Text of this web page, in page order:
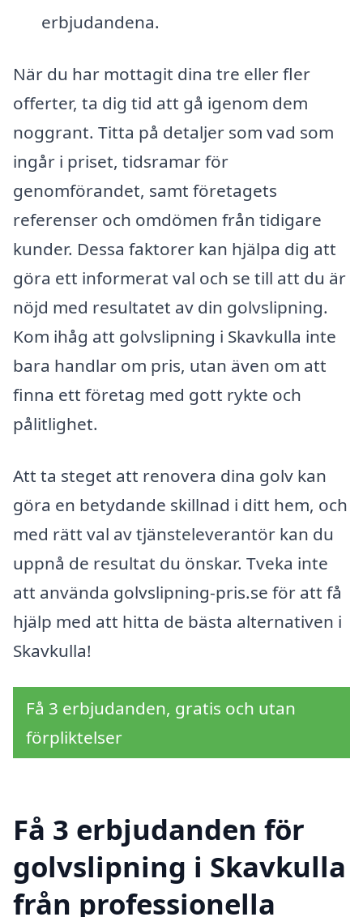
erbjudandena.
När du har mottagit dina tre eller fler
offerter, ta dig tid att gå igenom dem
noggrant. Titta på detaljer som vad som
ingår i priset, tidsramar för
genomförandet, samt företagets
referenser och omdömen från tidigare
kunder. Dessa faktorer kan hjälpa dig att
göra ett informerat val och se till att du är
nöjd med resultatet av din golvslipning.
Kom ihåg att golvslipning i Skavkulla inte
bara handlar om pris, utan även om att
finna ett företag med gott rykte och
pålitlighet.
Att ta steget att renovera dina golv kan
göra en betydande skillnad i ditt hem, och
med rätt val av tjänsteleverantör kan du
uppnå de resultat du önskar. Tveka inte
att använda golvslipning-pris.se för att få
hjälp med att hitta de bästa alternativen i
Skavkulla!
Få 3 erbjudanden, gratis och utan
förpliktelser
Få 3 erbjudanden för
golvslipning i Skavkulla
från professionella